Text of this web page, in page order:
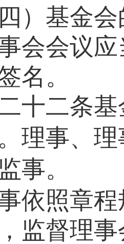
基金会
会议应
名。
二条基
理事、
事。
照章程
监督理